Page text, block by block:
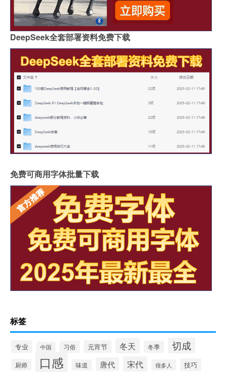
DeepSeek全套部署资料免费下载
免费可商用字体批量下载
标签
专业 中国 习俗 元宵节 冬天 冬季 切成
厨师 口感 味道 唐代 宋代 很多人 技巧